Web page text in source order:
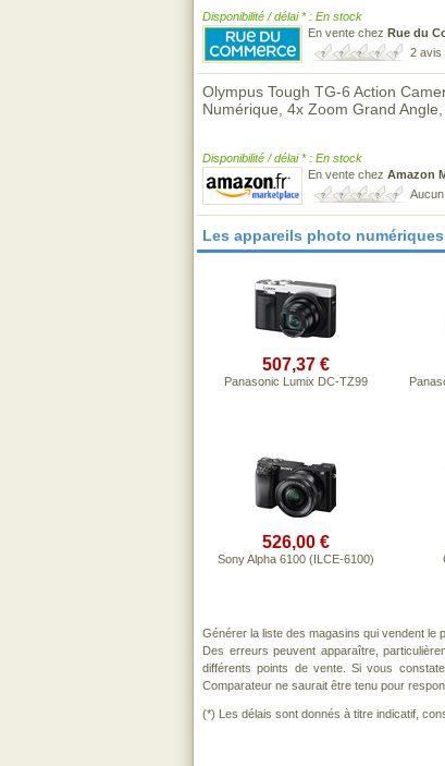
Disponibilité / délai * : En stock
En vente chez Rue du
2 avis
Olympus Tough TG-6 Action
Numérique, 4x Zoom Grand
Disponibilité / délai * : En stock
En vente chez Amazon
Les appareils photo
507,37 €
Panasonic Lumix DC-TZ99
526,00 €
Sony Alpha 6100 (ILCE-6100)
Générer la liste des magasins qui vendent le
Des erreurs peuvent apparaître,
différents points de vente. Si vous
Comparateur ne saurait être tenu pour
(*) Les délais sont donnés à titre indicatif,